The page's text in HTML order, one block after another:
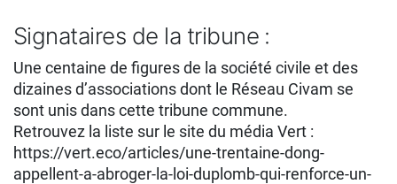
Signataires de la tribune :
Une centaine de figures de la société civile et des
dizaines d’associations dont le Réseau Civam se
sont unis dans cette tribune commune.
Retrouvez la liste sur le site du média Vert :
https://vert.eco/articles/une-trentaine-dong-
appellent-a-abroger-la-loi-duplomb-qui-renforce-un-